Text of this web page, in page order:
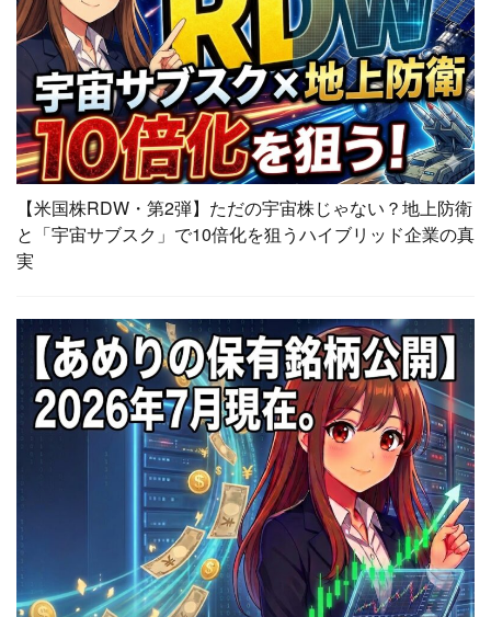
【米国株RDW・第2弾】ただの宇宙株じゃない？地上防衛
と「宇宙サブスク」で10倍化を狙うハイブリッド企業の真
実